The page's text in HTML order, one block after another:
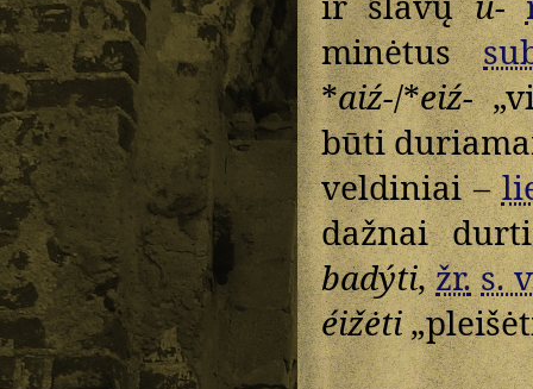
minėtus
*aiź-/*eiź-
būti
veldiniai –
dažnai
badýti,žr. s.
éižėti